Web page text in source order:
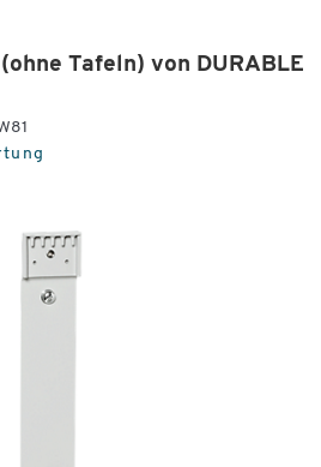
Tafeln) von DURABLE